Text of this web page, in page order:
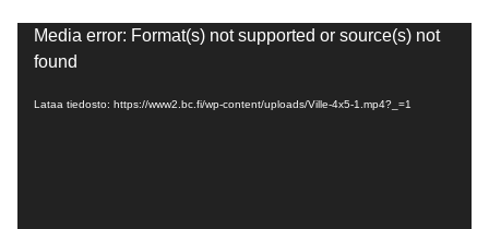
Videotoistin
Media error: Format(s) not supported or source(s) not
found
Lataa tiedosto: https://www2.bc.fi/wp-content/uploads/Ville-4x5-1.mp4?_=1